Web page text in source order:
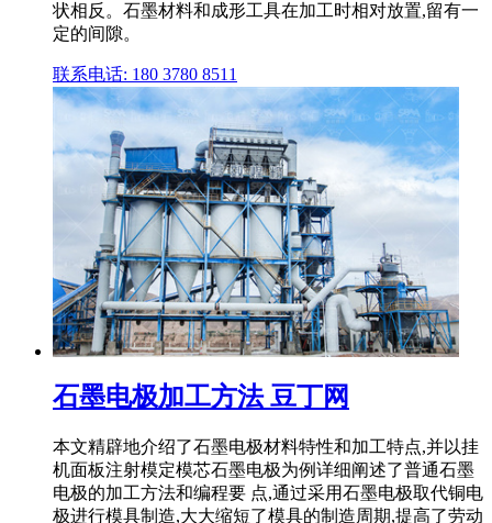
状相反。石墨材料和成形工具在加工时相对放置,留有一
定的间隙。
联系电话: 180 3780 8511
石墨电极加工方法 豆丁网
本文精辟地介绍了石墨电极材料特性和加工特点,并以挂
机面板注射模定模芯石墨电极为例详细阐述了普通石墨
电极的加工方法和编程要 点,通过采用石墨电极取代铜电
极进行模具制造,大大缩短了模具的制造周期,提高了劳动